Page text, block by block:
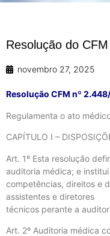
Resolução do
novembro 27, 2025
Resolução CFM nº
Regulamenta o ato
CAPÍTULO I –
Art. 1º Esta resolução
auditoria médica; e institui
competências, direitos e
assistentes e diretores
técnicos perante a
Art. 2º Auditoria médica